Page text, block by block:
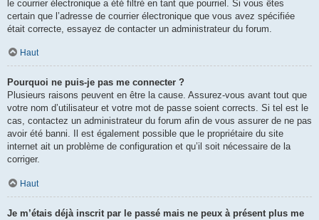
le courrier électronique a été filtré en tant que pourriel. Si vous êtes
certain que l’adresse de courrier électronique que vous avez spécifiée
était correcte, essayez de contacter un administrateur du forum.
Haut
Pourquoi ne puis-je pas me connecter ?
Plusieurs raisons peuvent en être la cause. Assurez-vous avant tout que
votre nom d’utilisateur et votre mot de passe soient corrects. Si tel est le
cas, contactez un administrateur du forum afin de vous assurer de ne pas
avoir été banni. Il est également possible que le propriétaire du site
internet ait un problème de configuration et qu’il soit nécessaire de la
corriger.
Haut
Je m’étais déjà inscrit par le passé mais ne peux à présent plus me